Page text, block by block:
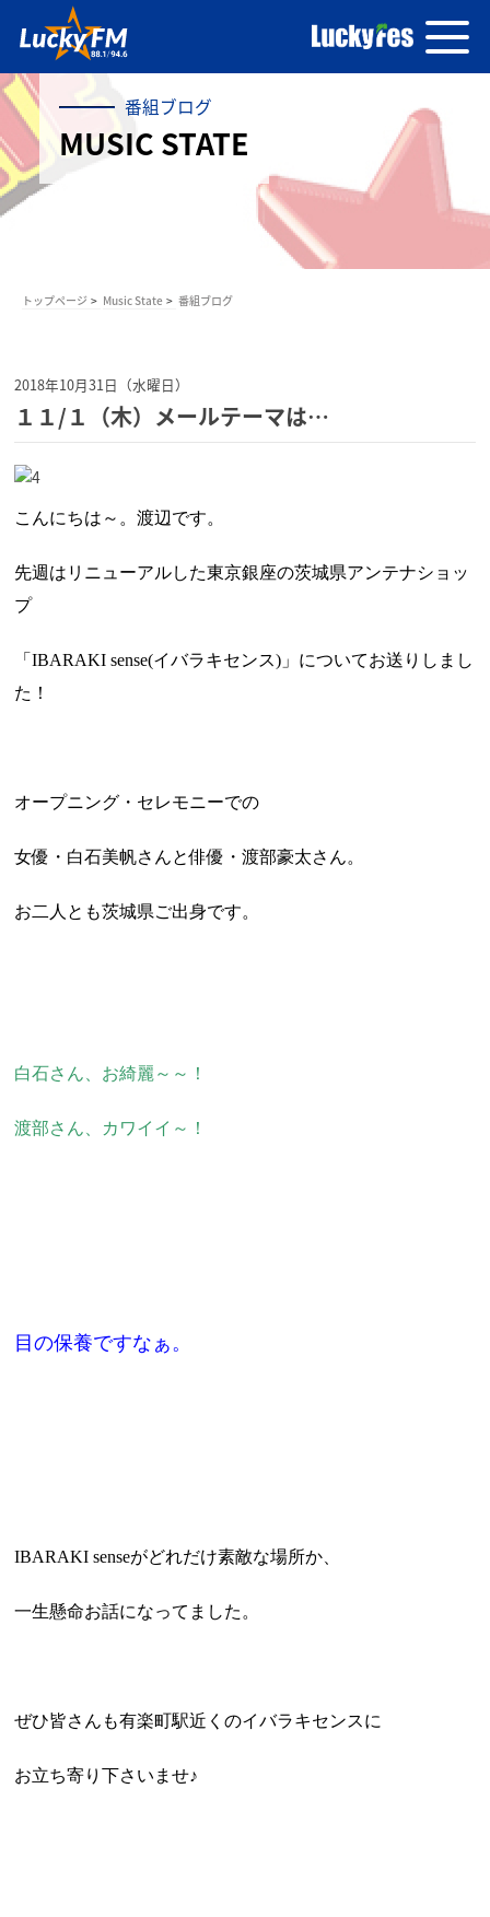
番組ブログ
MUSIC STATE
トップページ Music State 番組ブログ
2018年10月31日（水曜日）
１１/１（木）メールテーマは…
こんにちは～。渡辺です。
先週はリニューアルした東京銀座の茨城県アンテナショッ
プ
「IBARAKI sense(イバラキセンス)」についてお送りしまし
た！
オープニング・セレモニーでの
女優・白石美帆さんと俳優・渡部豪太さん。
お二人とも茨城県ご出身です。
白石さん、お綺麗～～！
渡部さん、カワイイ～！
目の保養ですなぁ。
IBARAKI senseがどれだけ素敵な場所か、
一生懸命お話になってました。
ぜひ皆さんも有楽町駅近くのイバラキセンスに
お立ち寄り下さいませ♪